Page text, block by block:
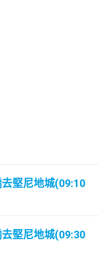
去堅尼地城(09:10
堅尼地城(09:30